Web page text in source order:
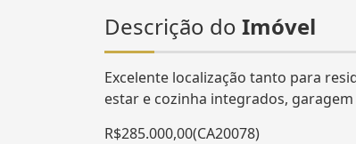
Descrição do Imóvel
Excelente localização tanto para
estar e cozinha integrados,
R$285.000,00(CA20078)